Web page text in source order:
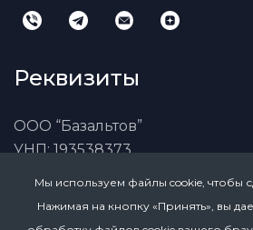
Реквизиты
ООО “Базальтов”
УНП: 193538373
Мы используем файлы cookie, чтобы
Нажимая на кнопку «Принять», вы